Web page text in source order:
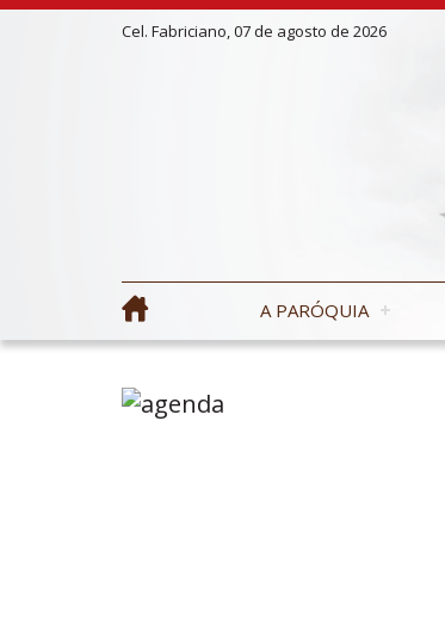
Cel. Fabriciano, 07 de agosto de 2026
A PARÓQUIA